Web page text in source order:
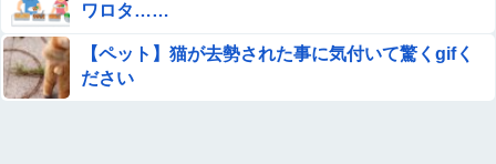
ワロタ……
【ペット】猫が去勢された事に気付いて驚くgifく
ださい